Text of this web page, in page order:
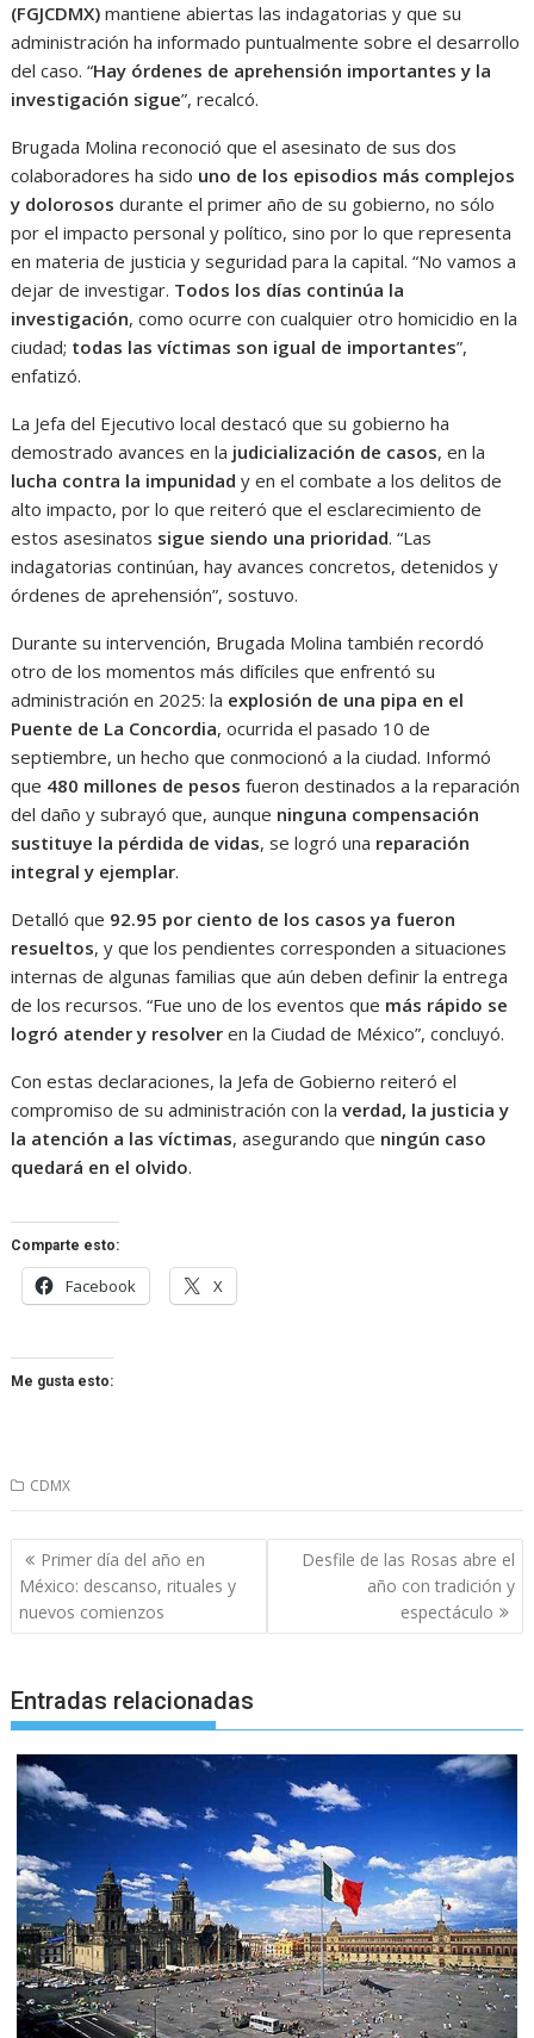
(FGJCDMX) mantiene abiertas las indagatorias y que su
administración ha informado puntualmente sobre el desarrollo
del caso. “Hay órdenes de aprehensión importantes y la
investigación sigue”, recalcó.
Brugada Molina reconoció que el asesinato de sus dos
colaboradores ha sido uno de los episodios más complejos
y dolorosos durante el primer año de su gobierno, no sólo
por el impacto personal y político, sino por lo que representa
en materia de justicia y seguridad para la capital. “No vamos a
dejar de investigar. Todos los días continúa la
investigación, como ocurre con cualquier otro homicidio en la
ciudad; todas las víctimas son igual de importantes”,
enfatizó.
La Jefa del Ejecutivo local destacó que su gobierno ha
demostrado avances en la judicialización de casos, en la
lucha contra la impunidad y en el combate a los delitos de
alto impacto, por lo que reiteró que el esclarecimiento de
estos asesinatos sigue siendo una prioridad. “Las
indagatorias continúan, hay avances concretos, detenidos y
órdenes de aprehensión”, sostuvo.
Durante su intervención, Brugada Molina también recordó
otro de los momentos más difíciles que enfrentó su
administración en 2025: la explosión de una pipa en el
Puente de La Concordia, ocurrida el pasado 10 de
septiembre, un hecho que conmocionó a la ciudad. Informó
que 480 millones de pesos fueron destinados a la reparación
del daño y subrayó que, aunque ninguna compensación
sustituye la pérdida de vidas, se logró una reparación
integral y ejemplar.
Detalló que 92.95 por ciento de los casos ya fueron
resueltos, y que los pendientes corresponden a situaciones
internas de algunas familias que aún deben definir la entrega
de los recursos. “Fue uno de los eventos que más rápido se
logró atender y resolver en la Ciudad de México”, concluyó.
Con estas declaraciones, la Jefa de Gobierno reiteró el
compromiso de su administración con laverdad, la justicia y
la atención a las víctimas, asegurando que ningún caso
quedará en el olvido.
Comparte esto:
Facebook X
Me gusta esto:
CDMX
Navegación
de
entradas
Primer día del año en
México: descanso, rituales y
nuevos comienzos
Desfile de las Rosas abre el
año con tradición y
espectáculo
Entradas relacionadas